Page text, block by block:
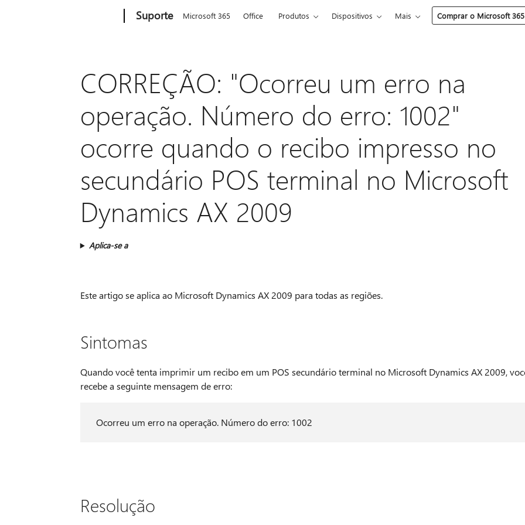
Suporte Microsoft 365 Office Produtos Dispositivos Mais Comprar o Microsoft 365
CORREÇÃO: "Ocorreu um erro na
operação. Número do erro: 1002"
ocorre quando o recibo impresso no
secundário POS terminal no Microsoft
Dynamics AX 2009
Aplica-se a
Este artigo se aplica ao Microsoft Dynamics AX 2009 para todas as regiões.
Sintomas
Quando você tenta imprimir um recibo em um POS secundário terminal no Microsoft Dynamics AX 2009,
recebe a seguinte mensagem de erro:
Ocorreu um erro na operação. Número do erro: 1002
Resolução